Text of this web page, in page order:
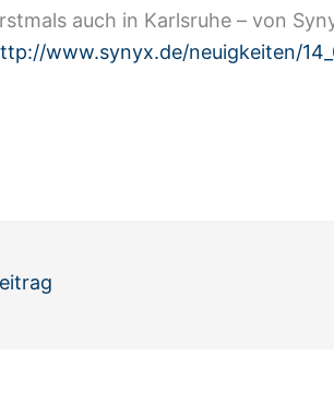
auch in Karlsruhe – von
www.synyx.de/neuigkeiten/